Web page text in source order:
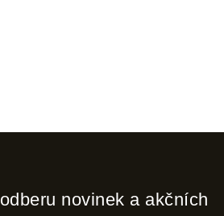
novinek a akčních